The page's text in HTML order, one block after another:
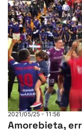
2021/05/25 - 11:56
Amorebieta,